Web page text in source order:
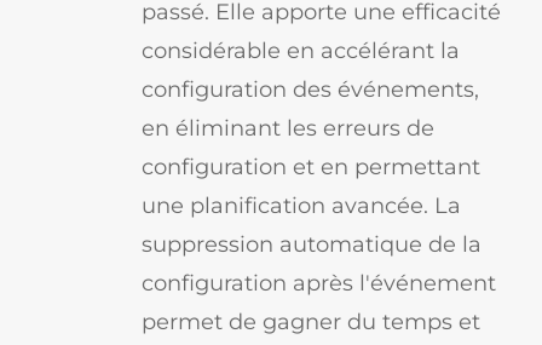
passé. Elle apporte une efficacité
considérable en accélérant la
configuration des événements,
en éliminant les erreurs de
configuration et en permettant
une planification avancée. La
suppression automatique de la
configuration après l'événement
permet de gagner du temps et